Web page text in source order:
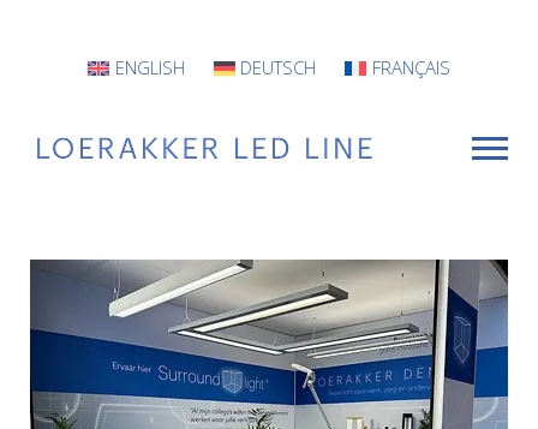
ENGLISH DEUTSCH FRANÇAIS
VOOR WIE
Armaturen